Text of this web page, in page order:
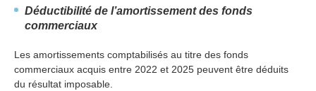
Déductibilité de l’amortissement des fonds
commerciaux
Les amortissements comptabilisés au titre des fonds
commerciaux acquis entre 2022 et 2025 peuvent être déduits
du résultat imposable.